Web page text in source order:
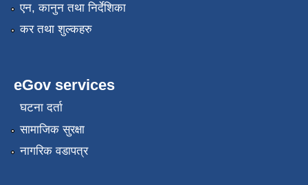
एन, कानुन तथा निर्देशिका
कर तथा शुल्कहरु
eGov services
घटना दर्ता
सामाजिक सुरक्षा
नागरिक वडापत्र